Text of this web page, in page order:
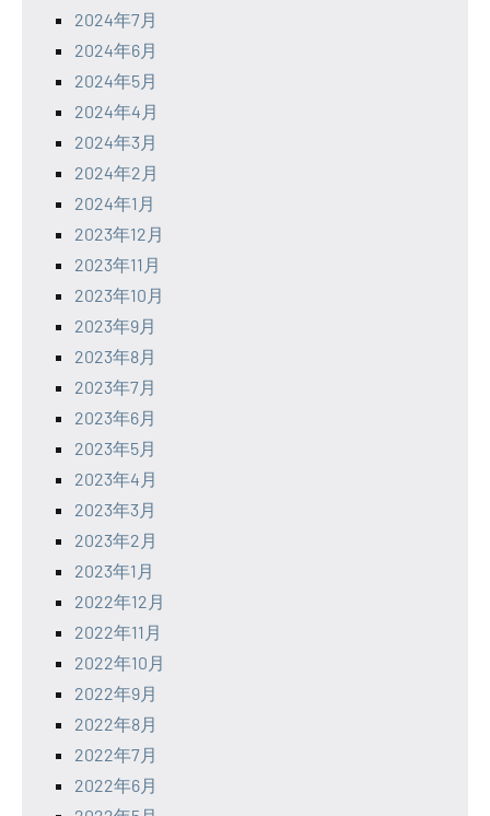
2024年7月
2024年6月
2024年5月
2024年4月
2024年3月
2024年2月
2024年1月
2023年12月
2023年11月
2023年10月
2023年9月
2023年8月
2023年7月
2023年6月
2023年5月
2023年4月
2023年3月
2023年2月
2023年1月
2022年12月
2022年11月
2022年10月
2022年9月
2022年8月
2022年7月
2022年6月